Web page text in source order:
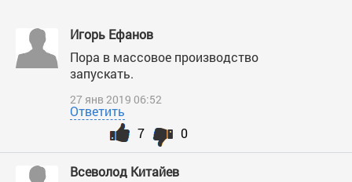
Игорь Ефанов
Пора в массовое производство
запускать.
27 янв 2019 06:52
Ответить
0
7
Всеволод Китайев